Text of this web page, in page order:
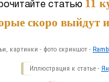
статью 11
скоро выйдут
картинки - фото скриншот -
Иллюстрация к статье -